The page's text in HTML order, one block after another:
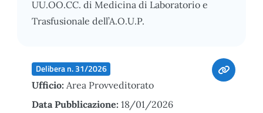
UU.OO.CC. di Medicina di Laboratorio e
Trasfusionale dell’A.O.U.P.
Delibera n. 31/2026
Ufficio: Area Provveditorato
Data Pubblicazione: 18/01/2026